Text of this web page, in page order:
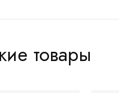
товары